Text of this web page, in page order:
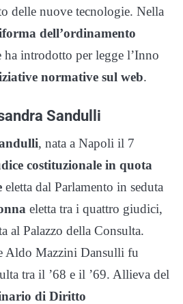
delle nuove tecnologie. Nella
dell’ordinamento
ha introdotto per legge l’Inno
normative sul web.
Sandulli
, nata a Napoli il 7
costituzionale in quota
eletta dal Parlamento in seduta
eletta tra i quattro giudici,
al Palazzo della Consulta.
Aldo Mazzini Dansulli fu
tra il ’68 e il ’69. Allieva del
di Diritto